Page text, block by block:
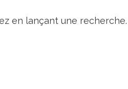
en lançant une recherche.